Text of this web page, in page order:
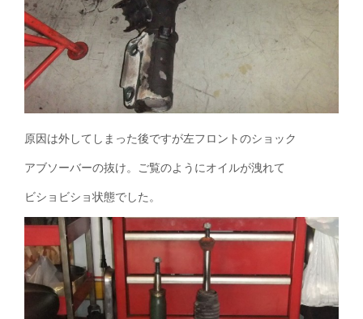
原因は外してしまった後ですが左フロントのショック
アブソーバーの抜け。ご覧のようにオイルが洩れて
ビショビショ状態でした。